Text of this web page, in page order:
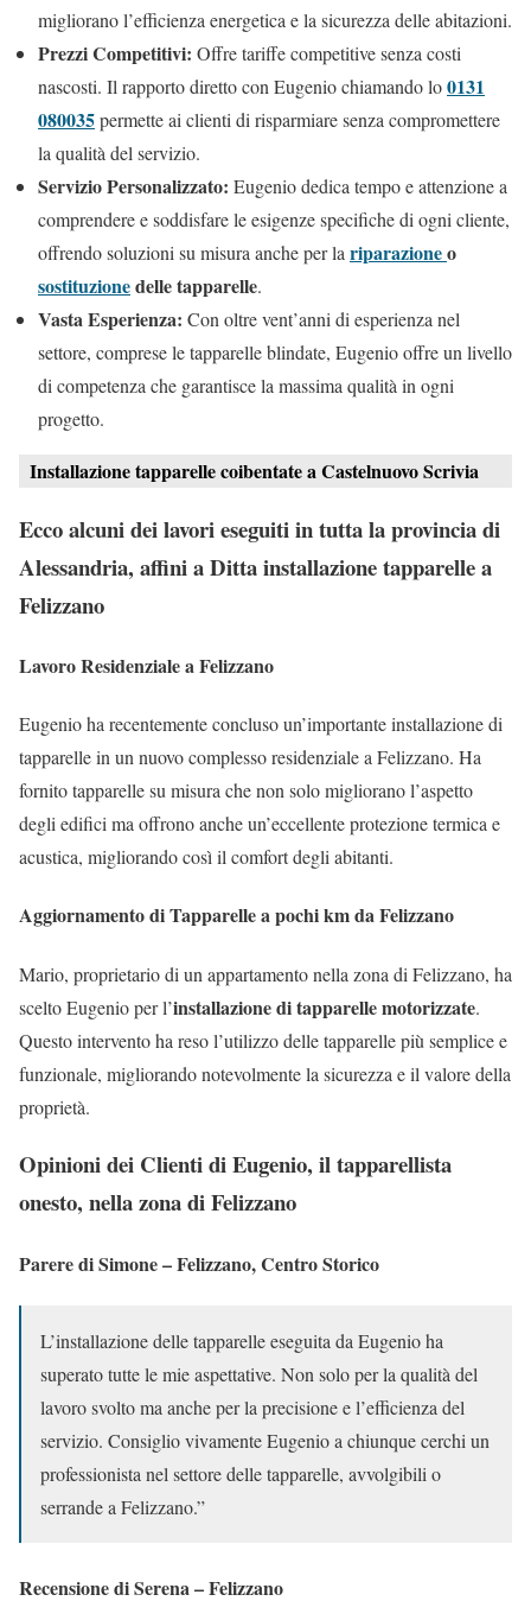
migliorano l’efficienza energetica e la sicurezza delle abitazioni.
Prezzi Competitivi: Offre tariffe competitive senza costi
nascosti. Il rapporto diretto con Eugenio chiamando lo0131
080035permette ai clienti di risparmiare senza compromettere
la qualità del servizio.
Servizio Personalizzato: Eugenio dedica tempo e attenzione a
comprendere e soddisfare le esigenze specifiche di ogni cliente,
offrendo soluzioni su misura anche per la riparazioneo
sostituzionedelle tapparelle.
Vasta Esperienza: Con oltre vent’anni di esperienza nel
settore, comprese le tapparelle blindate, Eugenio offre un livello
di competenza che garantisce la massima qualità in ogni
progetto.
Installazione tapparelle coibentate a Castelnuovo Scrivia
Ecco alcuni dei lavori eseguiti in tutta la provincia di
Alessandria, affini a Ditta installazione tapparelle a
Felizzano
Lavoro Residenziale a Felizzano
Eugenio ha recentemente concluso un’importante installazione di
tapparelle in un nuovo complesso residenziale a Felizzano. Ha
fornito tapparelle su misura che non solo migliorano l’aspetto
degli edifici ma offrono anche un’eccellente protezione termica e
acustica, migliorando così il comfort degli abitanti.
Aggiornamento di Tapparelle a pochi km da Felizzano
Mario, proprietario di un appartamento nella zona di Felizzano, ha
scelto Eugenio per l’installazione di tapparelle motorizzate.
Questo intervento ha reso l’utilizzo delle tapparelle più semplice e
funzionale, migliorando notevolmente la sicurezza e il valore della
proprietà.
Opinioni dei Clienti di Eugenio, il tapparellista
onesto, nella zona di Felizzano
Parere di Simone – Felizzano, Centro Storico
L’installazione delle tapparelle eseguita da Eugenio ha
superato tutte le mie aspettative. Non solo per la qualità del
lavoro svolto ma anche per la precisione e l’efficienza del
servizio. Consiglio vivamente Eugenio a chiunque cerchi un
professionista nel settore delle tapparelle, avvolgibili o
serrande a Felizzano.”
Recensione di Serena – Felizzano